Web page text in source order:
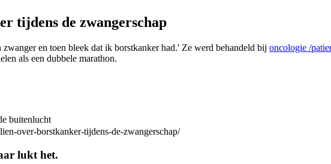
tijdens de zwangerschap
en toen bleek dat ik borstkanker had.' Ze werd behandeld bij oncologie /
als een dubbele marathon.
buitenlucht
over-borstkanker-tijdens-de-zwangerschap/
lukt het.